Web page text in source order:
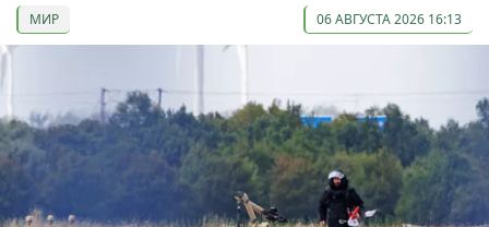
МИР 06 АВГУСТА 2026 16:13